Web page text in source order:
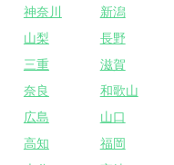
神奈川
新潟
山梨
長野
三重
滋賀
奈良
和歌山
広島
山口
高知
福岡